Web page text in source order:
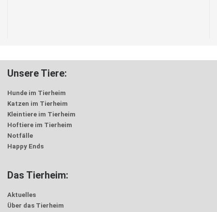
Unsere Tiere:
Hunde im Tierheim
Katzen im Tierheim
Kleintiere im Tierheim
Hoftiere im Tierheim
Notfälle
Happy Ends
Das Tierheim:
Aktuelles
Über das Tierheim